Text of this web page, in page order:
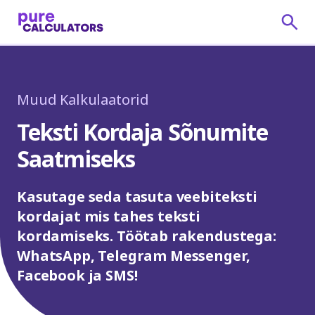
Muud Kalkulaatorid
Teksti Kordaja Sõnumite
Saatmiseks
Kasutage seda tasuta veebiteksti
kordajat mis tahes teksti
kordamiseks. Töötab rakendustega:
WhatsApp, Telegram Messenger,
Facebook ja SMS!